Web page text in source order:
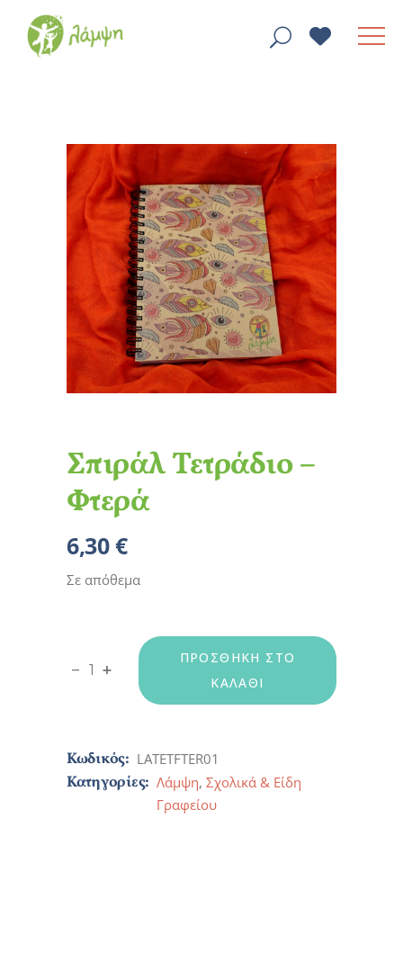
Σπιράλ Τετράδιο –
Φτερά
6,30€
Σε απόθεμα
Σπιράλ Τετράδιο - Φτερά quantity
- +
ΠΡΟΣΘΉΚΗ ΣΤΟ
ΚΑΛΆΘΙ
Κωδικός: LATETFTER01
Κατηγορίες: Λάμψη,Σχολικά & Είδη
Γραφείου